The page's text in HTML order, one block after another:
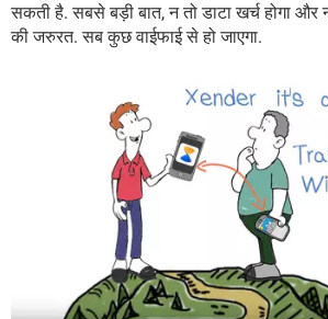
सकती है. सबसे बड़ी बात, न तो डाटा खर्च होगा
की जरुरत. सब कुछ वाईफाई से हो जाएगा.